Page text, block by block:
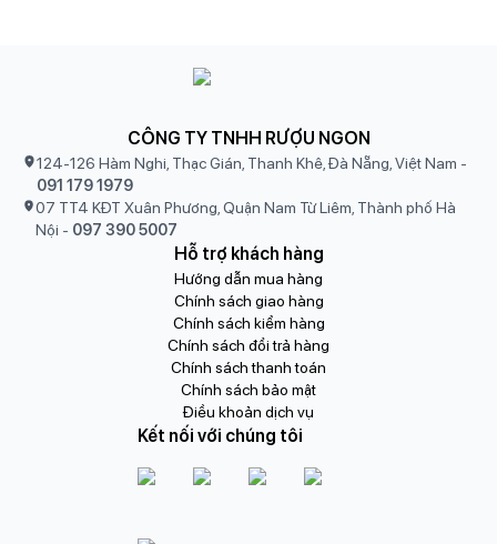
CÔNG TY TNHH RƯỢU NGON
124-126 Hàm Nghi, Thạc Gián, Thanh Khê, Đà Nẵng, Việt Nam -
091 179 1979
07 TT4 KĐT Xuân Phương, Quận Nam Từ Liêm, Thành phố Hà
Nội - 097 390 5007
Hỗ trợ khách hàng
Hướng dẫn mua hàng
Chính sách giao hàng
Chính sách kiểm hàng
Chính sách đổi trả hàng
Chính sách thanh toán
Chính sách bảo mật
Điều khoản dịch vụ
Kết nối với chúng tôi